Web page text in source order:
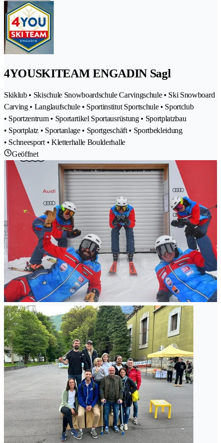
4YOUSKITEAM ENGADIN Sagl
Skiklub • Skischule Snowboardschule Carvingschule • Ski Snowboard
Carving • Langlaufschule • Sportinstitut Sportschule • Sportclub
• Sportzentrum • Sportartikel Sportausrüstung • Sportplatzbau
• Sportplatz • Sportanlage • Sportgeschäft • Sportbekleidung
• Schneesport • Kletterhalle Boulderhalle
Geöffnet